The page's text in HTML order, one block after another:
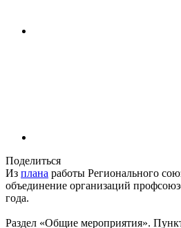
Поделиться
Из плана работы Регионального
объединение организаций
года.
Раздел «Общие мероприятия».